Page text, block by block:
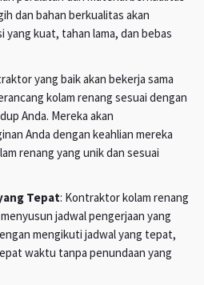
dan bahan berkualitas akan
kuat, tahan lama, dan bebas
yang baik akan bekerja sama
kolam renang sesuai dengan
Anda. Mereka akan
Anda dengan keahlian mereka
renang yang unik dan sesuai
Tepat: Kontraktor kolam renang
jadwal pengerjaan yang
mengikuti jadwal yang tepat,
waktu tanpa penundaan yang